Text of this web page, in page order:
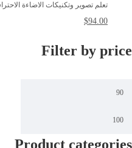
تعلم تصوير وتكنيكات الاضاءة
$94.00
Filter by price
Product categories